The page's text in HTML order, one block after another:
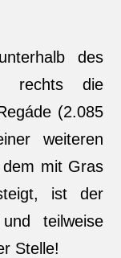
des
rechts die
(2.085
weiteren
mit Gras
ist der
teilweise
Stelle!